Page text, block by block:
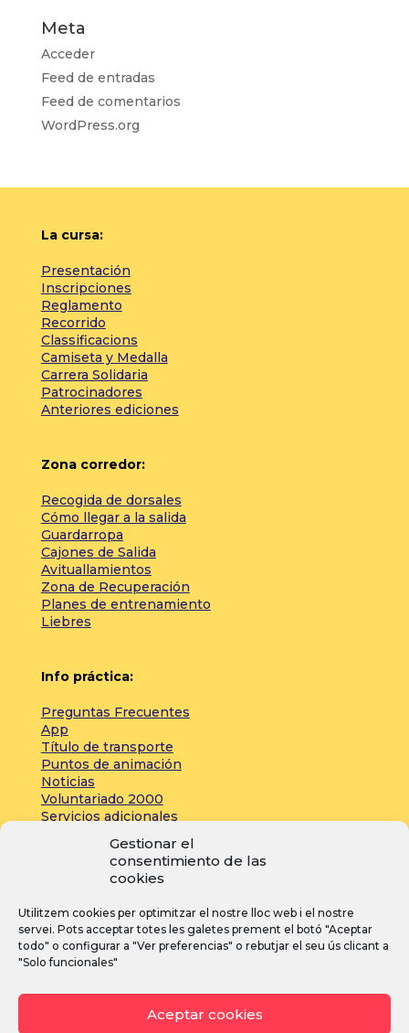
Gestionar el
consentimiento de las
cookies
Utilitzem cookies per optimitzar el nostre lloc web i el nostre
servei. Pots acceptar totes les galetes prement el botó "Aceptar
todo" o configurar a "Ver preferencias" o rebutjar el seu ús clicant a
"Solo funcionales"
Aceptar cookies
Meta
Acceder
Feed de entradas
Feed de comentarios
WordPress.org
La cursa:
Presentación
Inscripciones
Reglamento
Recorrido
Classificacions
Camiseta y Medalla
Carrera Solidaria
Patrocinadores
Anteriores ediciones
Zona corredor:
Recogida de dorsales
Cómo llegar a la salida
Guardarropa
Cajones de Salida
Avituallamientos
Zona de Recuperación
Planes de entrenamiento
Liebres
Info práctica:
Preguntas Frecuentes
App
Título de transporte
Puntos de animación
Noticias
Voluntariado 2000
Servicios adicionales
Zona de prensa:
Acreditaciones
Inscripciones
Noticias
I F Y